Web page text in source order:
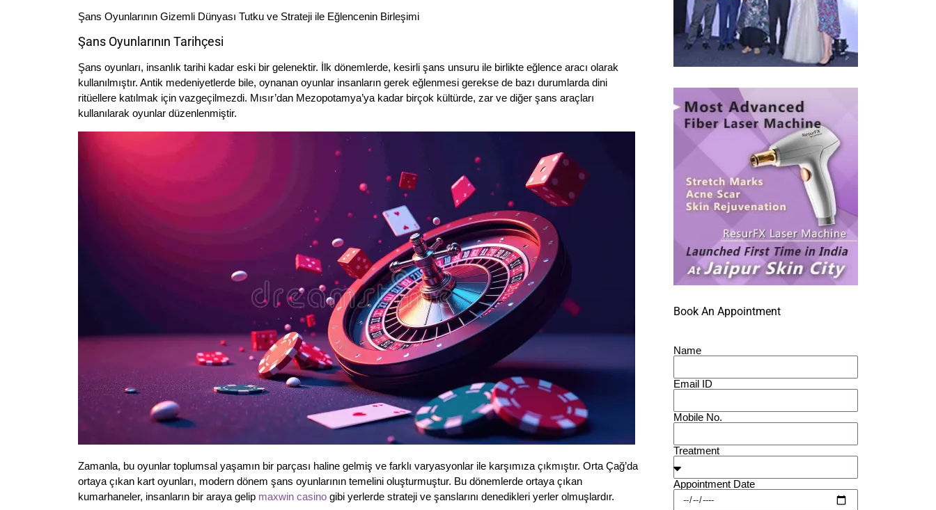
Şans Oyunlarının Gizemli Dünyası Tutku ve Strateji ile Eğlencenin Birleşimi
Şans Oyunlarının Tarihçesi
Şans oyunları, insanlık tarihi kadar eski bir gelenektir. İlk dönemlerde, kesirli şans unsuru ile birlikte eğlence aracı olarak
kullanılmıştır. Antik medeniyetlerde bile, oynanan oyunlar insanların gerek eğlenmesi gerekse de bazı durumlarda dini
ritüellere katılmak için vazgeçilmezdi. Mısır’dan Mezopotamya’ya kadar birçok kültürde, zar ve diğer şans araçları
kullanılarak oyunlar düzenlenmiştir.
Zamanla, bu oyunlar toplumsal yaşamın bir parçası haline gelmiş ve farklı varyasyonlar ile karşımıza çıkmıştır. Orta Çağ’da
ortaya çıkan kart oyunları, modern dönem şans oyunlarının temelini oluşturmuştur. Bu dönemlerde ortaya çıkan
kumarhaneler, insanların bir araya gelip maxwin casino gibi yerlerde strateji ve şanslarını denedikleri yerler olmuşlardır.
Book An Appointment
Name
Email ID
Mobile No.
Treatment
Appointment Date